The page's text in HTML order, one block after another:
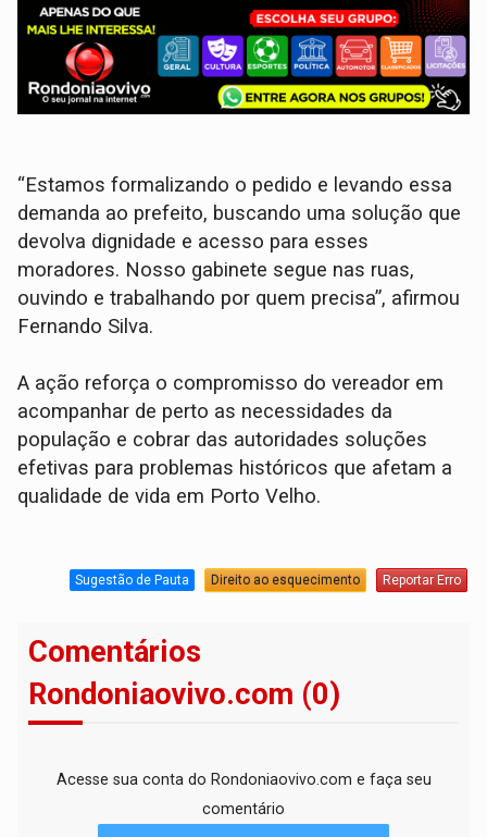
“Estamos formalizando o pedido e levando essa
demanda ao prefeito, buscando uma solução que
devolva dignidade e acesso para esses
moradores. Nosso gabinete segue nas ruas,
ouvindo e trabalhando por quem precisa”, afirmou
Fernando Silva.
A ação reforça o compromisso do vereador em
acompanhar de perto as necessidades da
população e cobrar das autoridades soluções
efetivas para problemas históricos que afetam a
qualidade de vida em Porto Velho.
Sugestão de Pauta Direito ao esquecimento Reportar Erro
Comentários
Rondoniaovivo.com (0)
Acesse sua conta do Rondoniaovivo.com e faça seu
comentário